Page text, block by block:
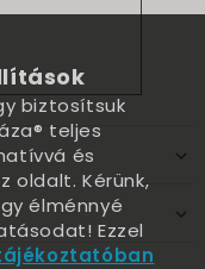
biztosítsuk
teljes
és
oldalt. Kérünk,
élménnyé
Ezzel